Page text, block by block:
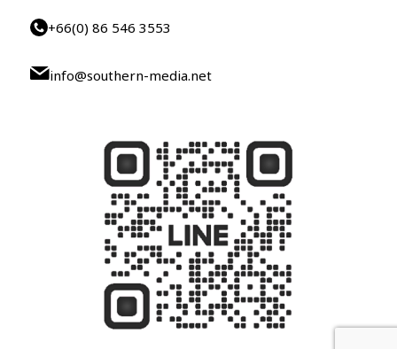
+66(0) 86 546 3553
info@southern-media.net